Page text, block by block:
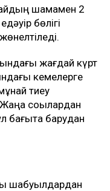
шамамен 2
бөлігі
жағдай күрт
кемелерге
тиеу
соққылардан
бағытқа барудан
шабуылдардан